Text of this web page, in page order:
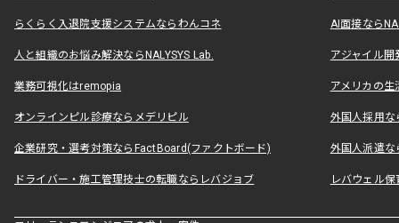
らくらく入退院支援システムならわんコネ AI面接なら
人と組織のお悩み解決ならNALYSYS Lab. アジャイル
業務可視化はremopia アメリカの
オンラインピル診療ならメデリピル 外国人採用
企業研究・選考対策ならFactBoard(ファクトボード) 外国人派遣な
ドライバー・施工管理技士の転職ならレバジョブ レバウェル